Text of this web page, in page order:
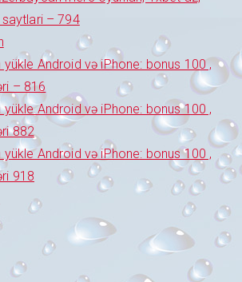
– 794
Android və iPhone: bonus 100 ,
– 816
Android və iPhone: bonus 100 ,
882
Android və iPhone: bonus 100 ,
918